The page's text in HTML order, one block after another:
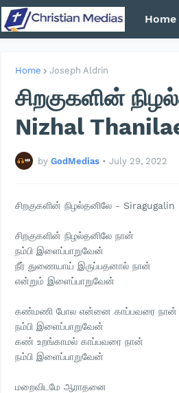
Home
Home Joseph Aldrin
சிறகுகளின்
Nizhal
by GodMedias • July 29, 2022
சிறகுகளின் நிழல்தனிலே -
சிறகுகளின் நிழல்தனிலே நான்
நம்பி இளைப்பாறுவேன்
நீர் துணையாய் இருப்பதனால் நான்
என்றும் இளைப்பாறுவேன்
கண்மணி போல என்னை காப்பவரை நான்
நம்பி இளைப்பாறுவேன்
கண் உறங்காமல் காப்பவரை நான்
நம்பி இளைப்பாறுவேன்
மறைவிடமே ஆராதனை